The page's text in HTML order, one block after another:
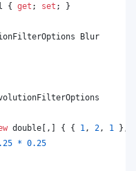
{ get ; set ; }
Blur
double [ , ] { { 1 , 2 , 1 }
* 0.25